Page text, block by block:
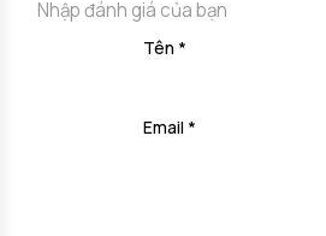
Tên *
Email *